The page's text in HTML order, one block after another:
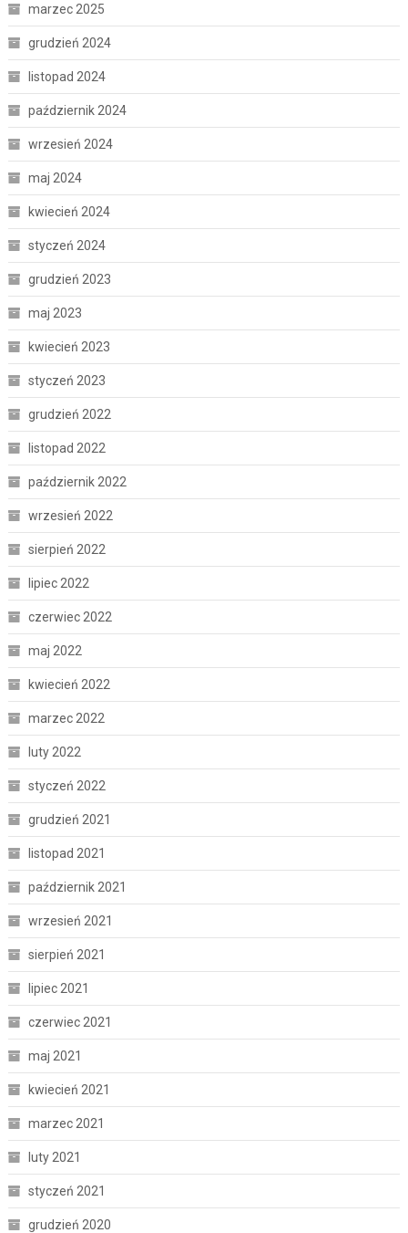
marzec 2025
grudzień 2024
listopad 2024
październik 2024
wrzesień 2024
maj 2024
kwiecień 2024
styczeń 2024
grudzień 2023
maj 2023
kwiecień 2023
styczeń 2023
grudzień 2022
listopad 2022
październik 2022
wrzesień 2022
sierpień 2022
lipiec 2022
czerwiec 2022
maj 2022
kwiecień 2022
marzec 2022
luty 2022
styczeń 2022
grudzień 2021
listopad 2021
październik 2021
wrzesień 2021
sierpień 2021
lipiec 2021
czerwiec 2021
maj 2021
kwiecień 2021
marzec 2021
luty 2021
styczeń 2021
grudzień 2020